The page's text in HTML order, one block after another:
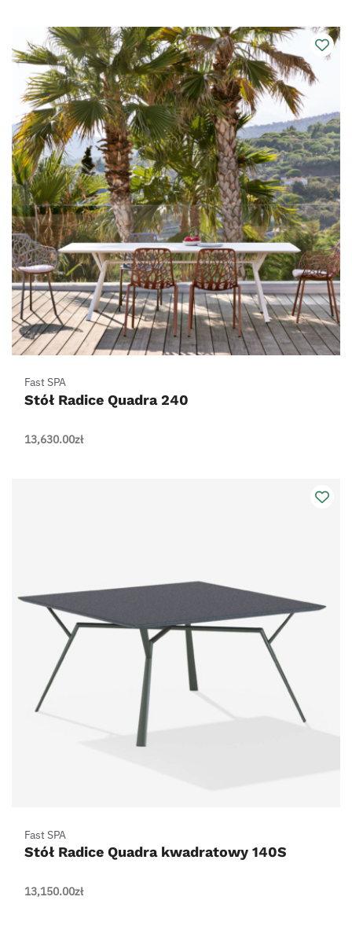
Fast SPA
Stół Radice Quadra 240
13,630.00zł
Fast SPA
Stół Radice Quadra kwadratowy 140S
13,150.00zł